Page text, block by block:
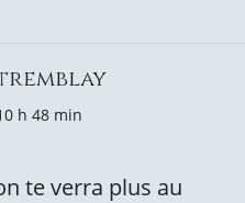
h 48 min
te verra plus au